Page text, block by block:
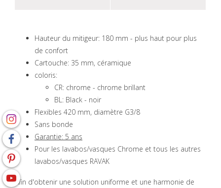
Hauteur du mitigeur: 180 mm - plus haut pour plus
de confort
Cartouche: 35 mm, céramique
coloris:
CR: chrome - chrome brillant
BL: Black - noir
Flexibles 420 mm, diamètre G3/8
Sans bonde
Garantie: 5 ans
Pour les lavabos/vasques Chrome et tous les autres
lavabos/vasques RAVAK
Afin d'obtenir une solution uniforme et une harmonie de